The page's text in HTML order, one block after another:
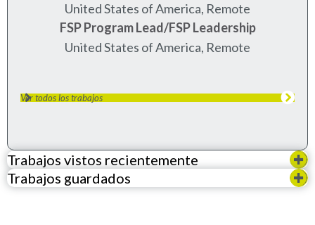
United States of America, Remote
FSP Program Lead/FSP Leadership
United States of America, Remote
Ver todos los trabajos
Trabajos vistos recientemente
Trabajos guardados